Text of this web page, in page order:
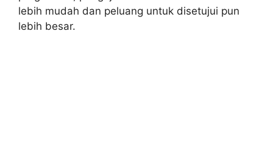
lebih mudah dan peluang untuk disetujui pun
lebih besar.